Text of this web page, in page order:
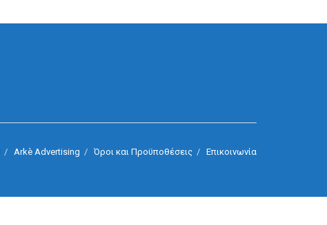
Arkè Advertising Όροι και Προϋποθέσεις Επικοινωνία